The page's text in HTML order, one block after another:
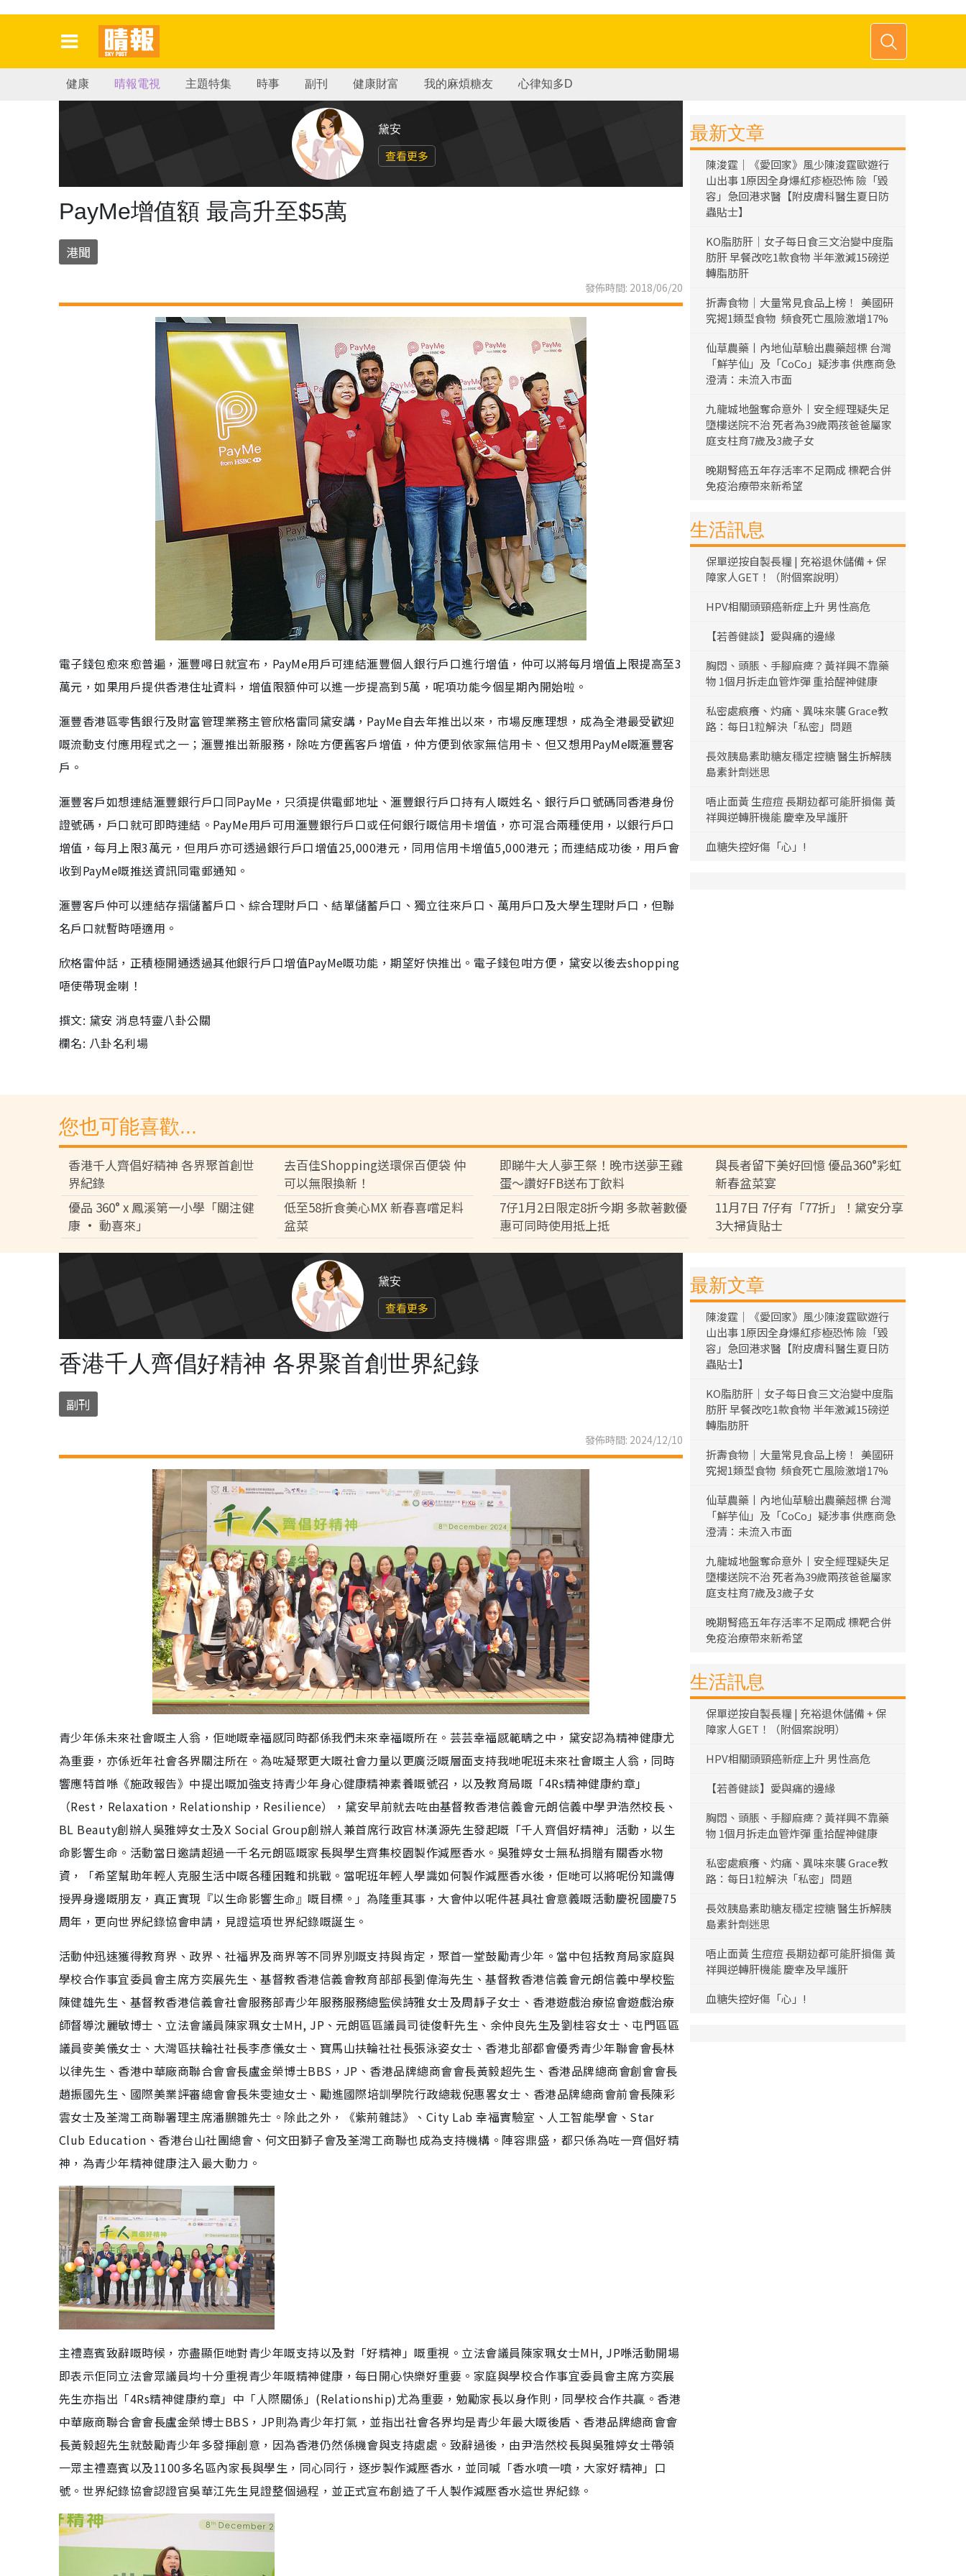
健康 晴報電視 主題特集 時事 副刊 健康財富 我的麻煩糖友 心律知多D
黛安
查看更多
PayMe增值額 最高升至$5萬
港聞
發佈時間: 2018/06/20
電子錢包愈來愈普遍，滙豐噚日就宣布，PayMe用戶可連結滙豐個人銀行戶口進行增值，仲可以將每月增值上限提高至3
萬元，如果用戶提供香港住址資料，增值限額仲可以進一步提高到5萬，呢項功能今個星期內開始啦。
滙豐香港區零售銀行及財富管理業務主管欣格雷同黛安講，PayMe自去年推出以來，市場反應理想，成為全港最受歡迎
嘅流動支付應用程式之一；滙豐推出新服務，除咗方便舊客戶增值，仲方便到依家無信用卡、但又想用PayMe嘅滙豐客
戶。
滙豐客戶如想連結滙豐銀行戶口同PayMe，只須提供電郵地址、滙豐銀行戶口持有人嘅姓名、銀行戶口號碼同香港身份
證號碼，戶口就可即時連結。PayMe用戶可用滙豐銀行戶口或任何銀行嘅信用卡增值，亦可混合兩種使用，以銀行戶口
增值，每月上限3萬元，但用戶亦可透過銀行戶口增值25,000港元，同用信用卡增值5,000港元；而連結成功後，用戶會
收到PayMe嘅推送資訊同電郵通知。
滙豐客戶仲可以連結存摺儲蓄戶口、綜合理財戶口、結單儲蓄戶口、獨立往來戶口、萬用戶口及大學生理財戶口，但聯
名戶口就暫時唔適用。
欣格雷仲話，正積極開通透過其他銀行戶口增值PayMe嘅功能，期望好快推出。電子錢包咁方便，黛安以後去shopping
唔使帶現金喇！
撰文: 黛安 消息特靈八卦公關
欄名: 八卦名利場
最新文章
陳浚霆｜《愛回家》風少陳浚霆歐遊行
山出事 1原因全身爆紅疹極恐怖 險「毀
容」急回港求醫【附皮膚科醫生夏日防
蟲貼士】
KO脂肪肝｜女子每日食三文治變中度脂
肪肝 早餐改吃1款食物 半年激減15磅逆
轉脂肪肝
折壽食物｜大量常見食品上榜！ 美國研
究揭1類型食物 頻食死亡風險激增17%
仙草農藥丨內地仙草驗出農藥超標 台灣
「鮮芋仙」及「CoCo」疑涉事 供應商急
澄清：未流入市面
九龍城地盤奪命意外丨安全經理疑失足
墮樓送院不治 死者為39歲兩孩爸爸屬家
庭支柱育7歲及3歲子女
晚期腎癌五年存活率不足兩成 標靶合併
免疫治療帶來新希望
生活訊息
保單逆按自製長糧 | 充裕退休儲備 + 保
障家人GET！（附個案說明）
HPV相關頭頸癌新症上升 男性高危
【若善健談】愛與痛的邊緣
胸悶、頭脹、手腳麻痺？黃祥興不靠藥
物 1個月拆走血管炸彈 重拾醒神健康
私密處痕癢、灼痛、異味來襲 Grace教
路：每日1粒解決「私密」問題
長效胰島素助糖友穩定控糖 醫生拆解胰
島素針劑迷思
唔止面黃 生痘痘 長期攰都可能肝損傷 黃
祥興逆轉肝機能 慶幸及早護肝
血糖失控好傷「心」!
您也可能喜歡...
香港千人齊倡好精神 各界聚首創世
界紀錄
去百佳Shopping送環保百便袋 仲
可以無限換新！
即睇牛大人夢王祭！晚市送夢王雞
蛋～讚好FB送布丁飲料
與長者留下美好回憶 優品360°彩虹
新春盆菜宴
優品 360° x 鳳溪第一小學「關注健
康 • 動喜來」
低至58折食美心MX 新春喜嚐足料
盆菜
7仔1月2日限定8折今期 多款著數優
惠可同時使用抵上抵
11月7日 7仔有「77折」！黛安分享
3大掃貨貼士
黛安
查看更多
香港千人齊倡好精神 各界聚首創世界紀錄
副刊
發佈時間: 2024/12/10
青少年係未來社會嘅主人翁，佢哋嘅幸福感同時都係我們未來幸福嘅所在。芸芸幸福感範疇之中，黛安認為精神健康尤
為重要，亦係近年社會各界關注所在。為咗凝聚更大嘅社會力量以更廣泛嘅層面支持我哋呢班未來社會嘅主人翁，同時
響應特首喺《施政報告》中提出嘅加強支持青少年身心健康精神素養嘅號召，以及教育局嘅「4Rs精神健康約章」
（Rest，Relaxation，Relationship，Resilience），黛安早前就去咗由基督教香港信義會元朗信義中學尹浩然校長、
BL Beauty創辦人吳雅婷女士及X Social Group創辦人兼首席行政官林漢源先生發起嘅「千人齊倡好精神」活動，以生
命影響生命。活動當日邀請超過一千名元朗區嘅家長與學生齊集校園製作減壓香水。吳雅婷女士無私捐贈有關香水物
資，「希望幫助年輕人克服生活中嘅各種困難和挑戰。當呢班年輕人學識如何製作減壓香水後，佢哋可以將呢份知識傳
授畀身邊嘅朋友，真正實現『以生命影響生命』嘅目標。」為隆重其事，大會仲以呢件甚具社會意義嘅活動慶祝國慶75
周年，更向世界紀錄協會申請，見證這項世界紀錄嘅誕生。
活動仲迅速獲得教育界、政界、社福界及商界等不同界別嘅支持與肯定，聚首一堂鼓勵青少年。當中包括教育局家庭與
學校合作事宜委員會主席方奕展先生、基督教香港信義會教育部部長劉偉海先生、基督教香港信義會元朗信義中學校監
陳健雄先生、基督教香港信義會社會服務部青少年服務服務總監侯詩雅女士及周靜子女士、香港遊戲治療協會遊戲治療
師督導沈麗敏博士、立法會議員陳家珮女士MH, JP、元朗區區議員司徒俊軒先生、余仲良先生及劉桂容女士、屯門區區
議員麥美儀女士、大灣區扶輪社社長李彥儀女士、寶馬山扶輪社社長張泳姿女士、香港北部都會優秀青少年聯會會長林
以律先生、香港中華廠商聯合會會長盧金榮博士BBS，JP、香港品牌總商會會長黃毅超先生、香港品牌總商會創會會長
趙振國先生、國際美業評審總會會長朱雯迪女士、⁠勵進國際培訓學院行政總栽倪惠畧女士、香港品牌總商會前會長陳彩
雲女士及荃灣工商聯署理主席潘鵬雛先士。除此之外，《紫荊雜誌》、City Lab 幸福實驗室、人工智能學會、Star
Club Education、香港台山社團總會、何文田獅子會及荃灣工商聯也成為支持機構。陣容鼎盛，都只係為咗一齊倡好精
神，為青少年精神健康注入最大動力。
主禮嘉賓致辭嘅時候，亦盡顯佢哋對青少年嘅支持以及對「好精神」嘅重視。立法會議員陳家珮女士MH, JP喺活動開場
即表示佢同立法會眾議員均十分重視青少年嘅精神健康，每日開心快樂好重要。家庭與學校合作事宜委員會主席方奕展
先生亦指出「4Rs精神健康約章」中「人際關係」(Relationship)尤為重要，勉勵家長以身作則，同學校合作共贏。香港
中華廠商聯合會會長盧金榮博士BBS，JP則為青少年打氣，並指出社會各界均是青少年最大嘅後盾、香港品牌總商會會
長黃毅超先生就鼓勵青少年多發揮創意，因為香港仍然係機會與支持處處。致辭過後，由尹浩然校長與吳雅婷女士帶領
一眾主禮嘉賓以及1100多名區內家長與學生，同心同行，逐步製作減壓香水，並同喊「香水噴一噴，大家好精神」口
號。世界紀錄協會認證官吳華江先生見證整個過程，並正式宣布創造了千人製作減壓香水這世界紀錄。
最新文章
陳浚霆｜《愛回家》風少陳浚霆歐遊行
山出事 1原因全身爆紅疹極恐怖 險「毀
容」急回港求醫【附皮膚科醫生夏日防
蟲貼士】
KO脂肪肝｜女子每日食三文治變中度脂
肪肝 早餐改吃1款食物 半年激減15磅逆
轉脂肪肝
折壽食物｜大量常見食品上榜！ 美國研
究揭1類型食物 頻食死亡風險激增17%
仙草農藥丨內地仙草驗出農藥超標 台灣
「鮮芋仙」及「CoCo」疑涉事 供應商急
澄清：未流入市面
九龍城地盤奪命意外丨安全經理疑失足
墮樓送院不治 死者為39歲兩孩爸爸屬家
庭支柱育7歲及3歲子女
晚期腎癌五年存活率不足兩成 標靶合併
免疫治療帶來新希望
生活訊息
保單逆按自製長糧 | 充裕退休儲備 + 保
障家人GET！（附個案說明）
HPV相關頭頸癌新症上升 男性高危
【若善健談】愛與痛的邊緣
胸悶、頭脹、手腳麻痺？黃祥興不靠藥
物 1個月拆走血管炸彈 重拾醒神健康
私密處痕癢、灼痛、異味來襲 Grace教
路：每日1粒解決「私密」問題
長效胰島素助糖友穩定控糖 醫生拆解胰
島素針劑迷思
唔止面黃 生痘痘 長期攰都可能肝損傷 黃
祥興逆轉肝機能 慶幸及早護肝
血糖失控好傷「心」!